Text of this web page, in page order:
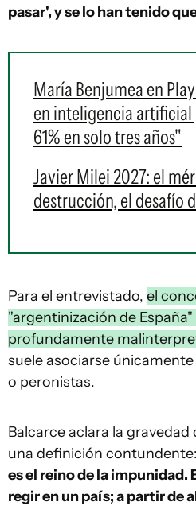
pasar', y se lo han tenido
María Benjumea en
en inteligencia artificial
61% en solo tres años"
Javier Milei 2027: el
destrucción, el desafío
Para el entrevistado, el
"argentinización de España"
profundamente
suele asociarse
o peronistas.
Balcarce aclara la
una definición contundente:
es el reino de la impunidad.
regir en un país; a partir de